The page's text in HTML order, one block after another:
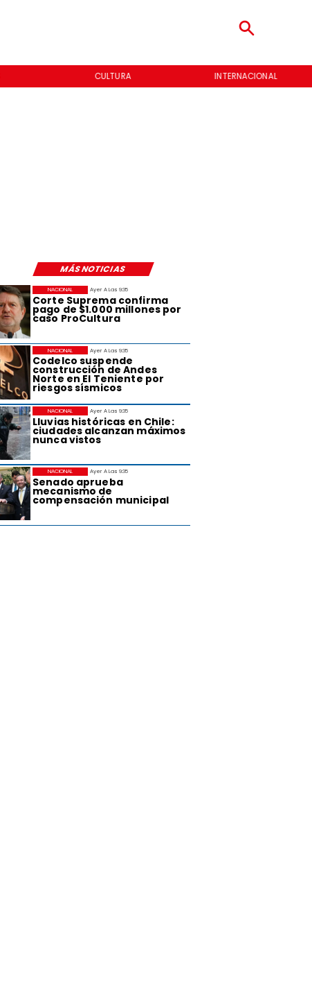
CULTURA INTERNACIONAL
MÁS NOTICIAS
Ayer A Las 9:35
Corte Suprema confirma
pago de $1.000 millones por
caso ProCultura
NACIONAL
Ayer A Las 9:35
Codelco suspende
construcción de Andes
Norte en El Teniente por
riesgos sísmicos
NACIONAL
Ayer A Las 9:35
Lluvias históricas en Chile:
ciudades alcanzan máximos
nunca vistos
NACIONAL
Ayer A Las 9:35
Senado aprueba
mecanismo de
compensación municipal
NACIONAL